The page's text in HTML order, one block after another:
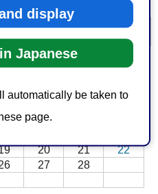
display
Japanese
automatically be taken to
page.
年2月 次月
木
土
5 6
20 21
22
27 28